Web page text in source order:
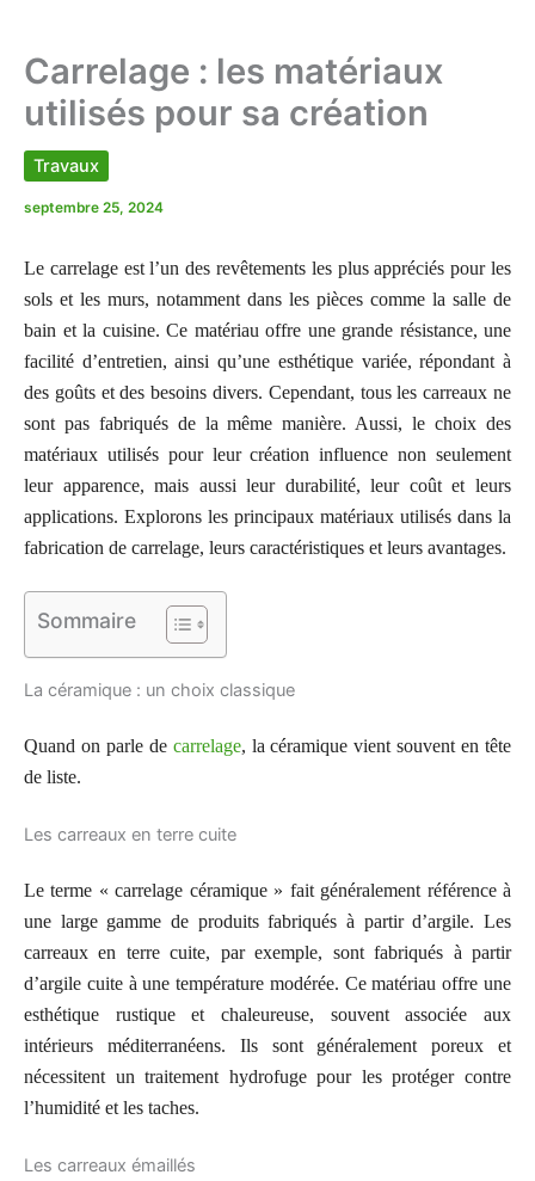
Carrelage : les matériaux
utilisés pour sa création
Travaux
septembre 25, 2024
Le carrelage est l’un des revêtements les plus appréciés pour les
sols et les murs, notamment dans les pièces comme la salle de
bain et la cuisine. Ce matériau offre une grande résistance, une
facilité d’entretien, ainsi qu’une esthétique variée, répondant à
des goûts et des besoins divers. Cependant, tous les carreaux ne
sont pas fabriqués de la même manière. Aussi, le choix des
matériaux utilisés pour leur création influence non seulement
leur apparence, mais aussi leur durabilité, leur coût et leurs
applications. Explorons les principaux matériaux utilisés dans la
fabrication de carrelage, leurs caractéristiques et leurs avantages.
Sommaire
La céramique : un choix classique
Quand on parle de carrelage, la céramique vient souvent en tête
de liste.
Les carreaux en terre cuite
Le terme « carrelage céramique » fait généralement référence à
une large gamme de produits fabriqués à partir d’argile. Les
carreaux en terre cuite, par exemple, sont fabriqués à partir
d’argile cuite à une température modérée. Ce matériau offre une
esthétique rustique et chaleureuse, souvent associée aux
intérieurs méditerranéens. Ils sont généralement poreux et
nécessitent un traitement hydrofuge pour les protéger contre
l’humidité et les taches.
Les carreaux émaillés